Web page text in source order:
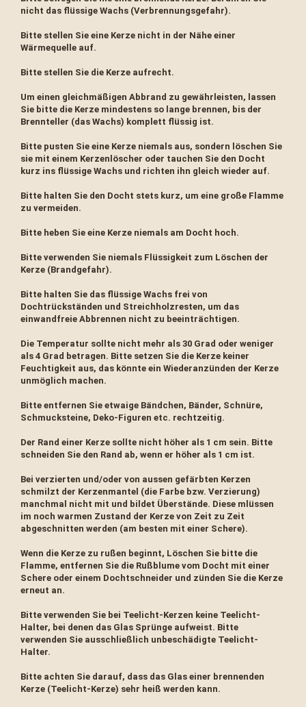
nicht das flüssige Wachs (Verbrennungsgefahr).
Bitte stellen Sie eine Kerze nicht in der Nähe einer
Wärmequelle auf.
Bitte stellen Sie die Kerze aufrecht.
Um einen gleichmäßigen Abbrand zu gewährleisten, lassen
Sie bitte die Kerze mindestens so lange brennen, bis der
Brennteller (das Wachs) komplett flüssig ist.
Bitte pusten Sie eine Kerze niemals aus, sondern löschen Sie
sie mit einem Kerzenlöscher oder tauchen Sie den Docht
kurz ins flüssige Wachs und richten ihn gleich wieder auf.
Bitte halten Sie den Docht stets kurz, um eine große Flamme
zu vermeiden.
Bitte heben Sie eine Kerze niemals am Docht hoch.
Bitte verwenden Sie niemals Flüssigkeit zum Löschen der
Kerze (Brandgefahr).
Bitte halten Sie das flüssige Wachs frei von
Dochtrückständen und Streichholzresten, um das
einwandfreie Abbrennen nicht zu beeinträchtigen.
Die Temperatur sollte nicht mehr als 30 Grad oder weniger
als 4 Grad betragen. Bitte setzen Sie die Kerze keiner
Feuchtigkeit aus, das könnte ein Wiederanzünden der Kerze
unmöglich machen.
Bitte entfernen Sie etwaige Bändchen, Bänder, Schnüre,
Schmucksteine, Deko-Figuren etc. rechtzeitig.
Der Rand einer Kerze sollte nicht höher als 1 cm sein. Bitte
schneiden Sie den Rand ab, wenn er höher als 1 cm ist.
Bei verzierten und/oder von aussen gefärbten Kerzen
schmilzt der Kerzenmantel (die Farbe bzw. Verzierung)
manchmal nicht mit und bildet Überstände. Diese mlüssen
im noch warmen Zustand der Kerze von Zeit zu Zeit
abgeschnitten werden (am besten mit einer Schere).
Wenn die Kerze zu rußen beginnt, Löschen Sie bitte die
Flamme, entfernen Sie die Rußblume vom Docht mit einer
Schere oder einem Dochtschneider und zünden Sie die Kerze
erneut an.
Bitte verwenden Sie bei Teelicht-Kerzen keine Teelicht-
Halter, bei denen das Glas Sprünge aufweist. Bitte
verwenden Sie ausschließlich unbeschädigte Teelicht-
Halter.
Bitte achten Sie darauf, dass das Glas einer brennenden
Kerze (Teelicht-Kerze) sehr heiß werden kann.